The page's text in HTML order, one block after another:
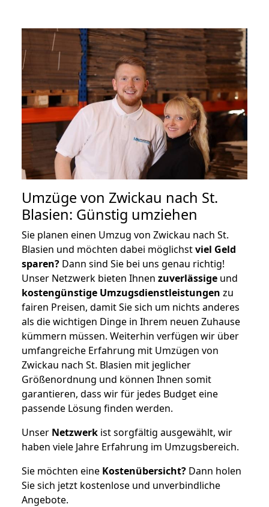
Umzüge von Zwickau nach St.
Blasien: Günstig umziehen
Sie planen einen Umzug von Zwickau nach St.
Blasien und möchten dabei möglichstviel Geld
sparen? Dann sind Sie bei uns genau richtig!
Unser Netzwerk bieten Ihnen zuverlässige und
kostengünstige Umzugsdienstleistungen zu
fairen Preisen, damit Sie sich um nichts anderes
als die wichtigen Dinge in Ihrem neuen Zuhause
kümmern müssen. Weiterhin verfügen wir über
umfangreiche Erfahrung mit Umzügen von
Zwickau nach St. Blasien mit jeglicher
Größenordnung und können Ihnen somit
garantieren, dass wir für jedes Budget eine
passende Lösung finden werden.
Unser Netzwerk ist sorgfältig ausgewählt, wir
haben viele Jahre Erfahrung im Umzugsbereich.
Sie möchten eine Kostenübersicht? Dann holen
Sie sich jetzt kostenlose und unverbindliche
Angebote.